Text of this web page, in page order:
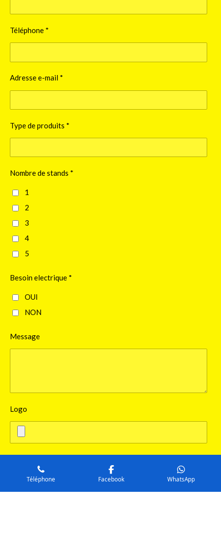
Téléphone *
Adresse e-mail *
Type de produits *
Nombre de stands *
1
2
3
4
5
Besoin electrique *
OUI
NON
Message
Logo
Téléphone Facebook WhatsApp